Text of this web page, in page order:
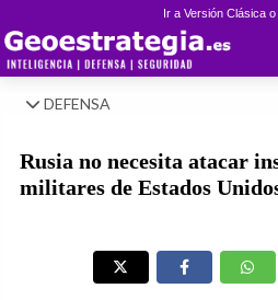
Ir a Versión Clásica
DEFENSA
Rusia no necesita atacar
militares de Estados